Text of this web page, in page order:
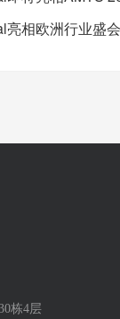
栋4层